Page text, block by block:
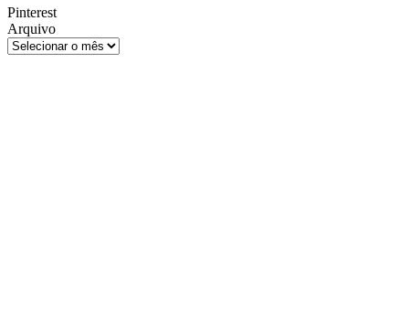
Pinterest
Arquivo
Arquivo